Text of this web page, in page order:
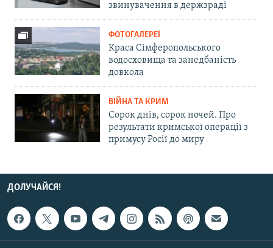
звинувачення в держзраді
ФОТОГАЛЕРЕЇ
Краса Сімферопольського
водосховища та занедбаність
довкола
ВІЙНА ТА КРИМ
Сорок днів, сорок ночей. Про
результати кримської операції з
примусу Росії до миру
ДОЛУЧАЙСЯ!